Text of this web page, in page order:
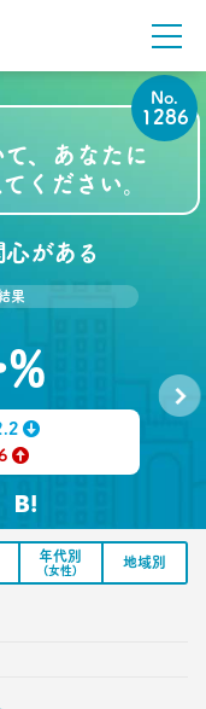
みで、40代おじ
ー派？ 二択から
？
、あなたに
ください。
No.
1286
がある
果
%
年代別
(女性)
地域別